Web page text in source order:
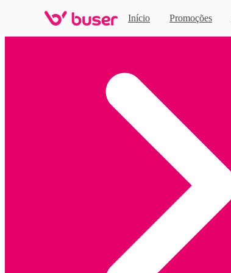
Início Promoções